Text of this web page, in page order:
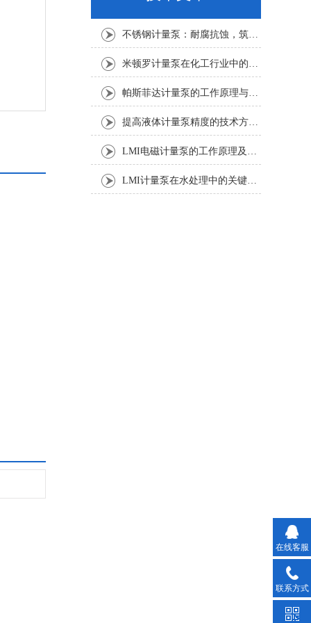
不锈钢计量泵：耐腐抗蚀，筑牢化工精准加药安全防线
米顿罗计量泵在化工行业中的应用
帕斯菲达计量泵的工作原理与性能分析
提高液体计量泵精度的技术方法分析
LMI电磁计量泵的工作原理及应用领域
LMI计量泵在水处理中的关键作用
在线客服
联系方式